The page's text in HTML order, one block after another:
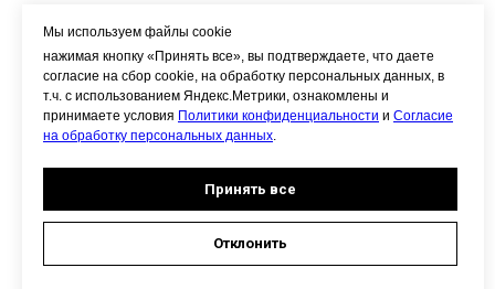
Мы используем файлы cookie
нажимая кнопку «Принять все», вы подтверждаете, что даете
согласие на сбор cookie, на обработку персональных данных, в
т.ч. с использованием Яндекс.Метрики, ознакомлены и
принимаете условия Политики конфиденциальности и Согласие
на обработку персональных данных
Принять все
Отклонить